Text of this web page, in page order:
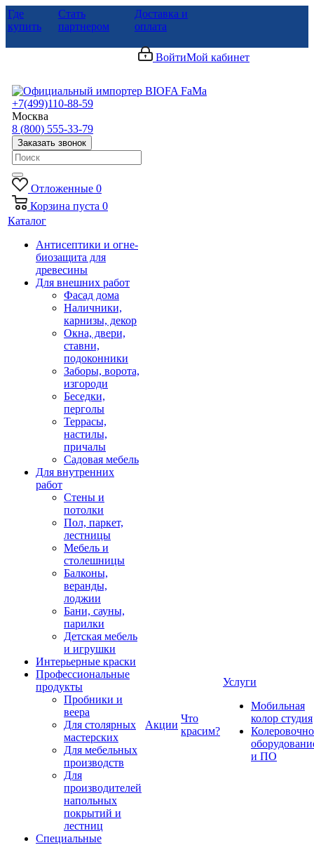
Где
купить
Стать
партнером
Доставка и
оплата
ВойтиМой кабинет
+7(499)110-88-59
Москва
8 (800) 555-33-79
Заказать звонок
Отложенные 0
Корзина пуста 0
Каталог
Антисептики и огне-
биозащита для
древесины
Для внешних работ
Фасад дома
Наличники,
карнизы, декор
Окна, двери,
ставни,
подоконники
Заборы, ворота,
изгороди
Беседки,
перголы
Террасы,
настилы,
причалы
Садовая мебель
Для внутренних
работ
Стены и
потолки
Пол, паркет,
лестницы
Мебель и
столешницы
Балконы,
веранды,
лоджии
Бани, сауны,
парилки
Детская мебель
и игрушки
Интерьерные краски
Профессиональные
продукты
Пробники и
веера
Для столярных
мастерских
Для мебельных
производств
Для
производителей
напольных
покрытий и
лестниц
Специальные
Акции
Что
красим?
Услуги
Мобильная
колор студия
и ПО